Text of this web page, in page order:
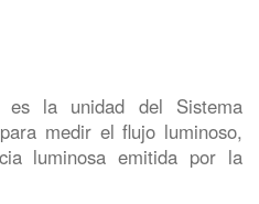
es la unidad del Sistema
medir el flujo luminoso,
luminosa emitida por la